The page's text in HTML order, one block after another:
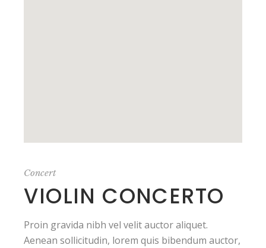
Concert
VIOLIN CONCERTO
Proin gravida nibh vel velit auctor aliquet.
Aenean sollicitudin, lorem quis bibendum auctor,